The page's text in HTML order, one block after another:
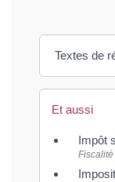
Textes de
Et aussi
Impôt
Fiscalité